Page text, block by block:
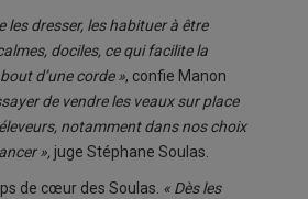
les dresser, les habituer à être
dociles, ce qui facilite la
d’une corde », confie Manon
de vendre les veaux sur place
notamment dans nos choix
», juge Stéphane Soulas.
de cœur des Soulas. « Dès les